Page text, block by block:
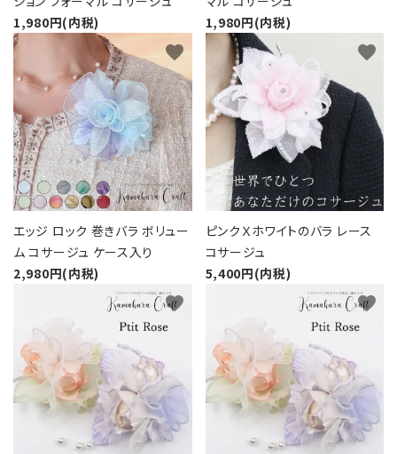
シーンから探す
コンテンツ
1,980円(内税)
1,980円(内税)
エッジ ロック 巻きバラ ボリュー
ム コサージュ ケース入り
2,980円(内税)
favorite
ピンクＸホワイトのバラ レース
コサージュ
5,400円(内税)
favorite
favorite favorite